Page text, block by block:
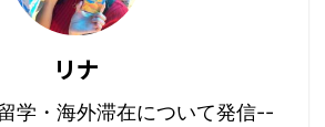
リナ
学・海外滞在について発信--